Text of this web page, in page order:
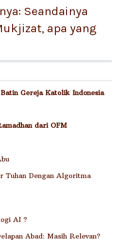
Seandainya
apa yang
Gereja Katolik Indonesia
dari OFM
Tuhan Dengan Algoritma
AI ?
Abad: Masih Relevan?